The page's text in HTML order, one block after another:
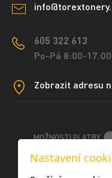
605 322 613
Po-Pá 8:00-17:00
Zobrazit adresu
MOŽNOSTI PLATBY
DOPRAVNÍ METODY
Nastavení